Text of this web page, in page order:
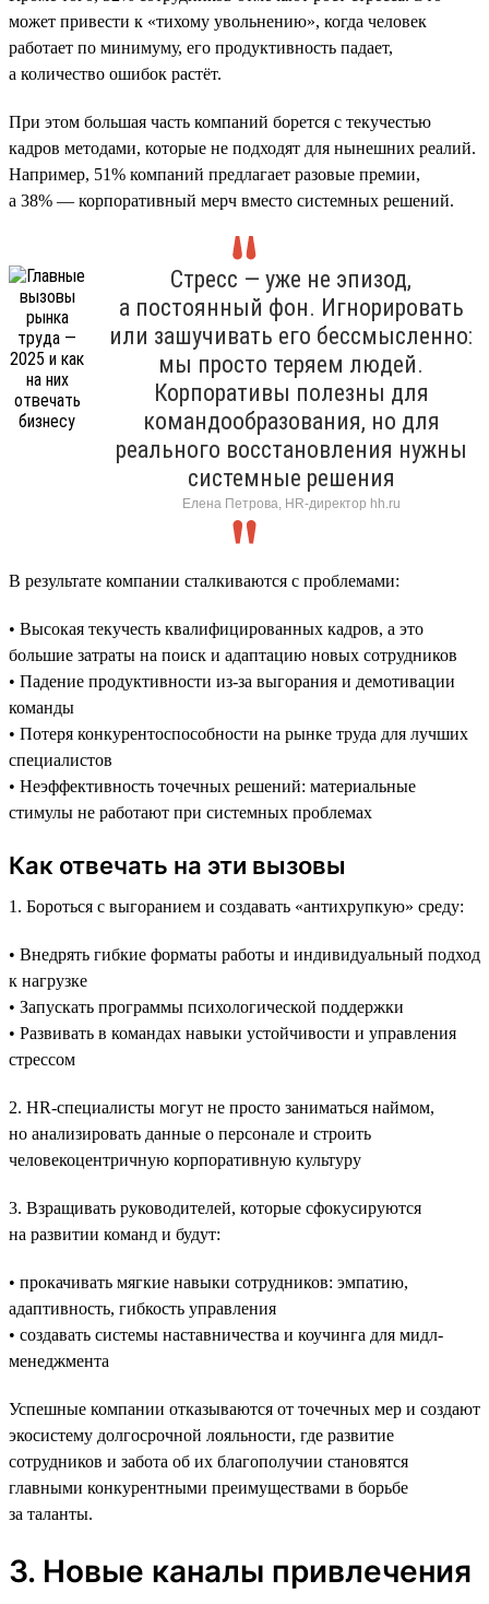
может привести к «тихому увольнению», когда человек
работает по минимуму, его продуктивность падает,
а количество ошибок растёт.
При этом большая часть компаний борется с текучестью
кадров методами, которые не подходят для нынешних реалий.
Например, 51% компаний предлагает разовые премии,
а 38% — корпоративный мерч вместо системных решений.
Стресс — уже не эпизод,
а постоянный фон. Игнорировать
или зашучивать его бессмысленно:
мы просто теряем людей.
Корпоративы полезны для
командообразования, но для
реального восстановления нужны
системные решения
Елена Петрова, HR-директор hh.ru
В результате компании сталкиваются с проблемами:
• Высокая текучесть квалифицированных кадров, а это
большие затраты на поиск и адаптацию новых сотрудников
• Падение продуктивности из-за выгорания и демотивации
команды
• Потеря конкурентоспособности на рынке труда для лучших
специалистов
• Неэффективность точечных решений: материальные
стимулы не работают при системных проблемах
Как отвечать на эти вызовы
1. Бороться с выгоранием и создавать «антихрупкую» среду:
• Внедрять гибкие форматы работы и индивидуальный подход
к нагрузке
• Запускать программы психологической поддержки
• Развивать в командах навыки устойчивости и управления
стрессом
2. HR-специалисты могут не просто заниматься наймом,
но анализировать данные о персонале и строить
человекоцентричную корпоративную культуру
3. Взращивать руководителей, которые сфокусируются
на развитии команд и будут:
• прокачивать мягкие навыки сотрудников: эмпатию,
адаптивность, гибкость управления
• создавать системы наставничества и коучинга для мидл-
менеджмента
Успешные компании отказываются от точечных мер и создают
экосистему долгосрочной лояльности, где развитие
сотрудников и забота об их благополучии становятся
главными конкурентными преимуществами в борьбе
за таланты.
3. Новые каналы привлечения